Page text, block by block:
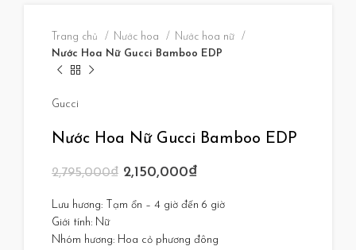
Trang chủ Nước hoa
Nước hoa nữ
Nước Hoa Nữ Gucci Bamboo EDP
Gucci
Nước Hoa Nữ Gucci Bamboo EDP
2,795,000₫ 2,150,000₫
Lưu hương: Tạm ổn – 4 giờ đến 6 giờ
Giới tính: Nữ
Nhóm hương: Hoa cỏ phương đông